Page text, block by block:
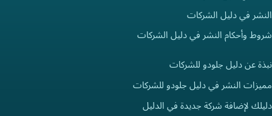
النشر في دليل الشركات
شروط وأحكام النشر في دليل الشركات
نبذة عن دليل جلودو للشركات
مميزات النشر في دليل جلودو للشركات
دليلك لإضافة شركة جديدة في الدليل